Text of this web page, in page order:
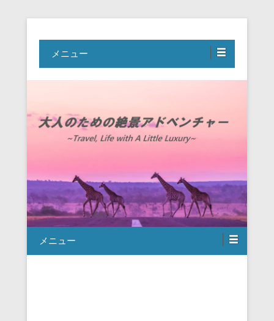
大人のための絶景アドベンチャー
メニュー
メニュー